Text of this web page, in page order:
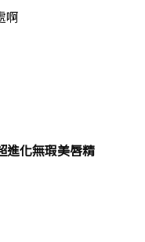
啊
進化無瑕美唇精